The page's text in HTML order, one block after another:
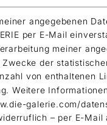
angegebenen
per E-Mail
meiner
der
von enthaltenen
Weitere
galerie.com/
– per E-Mail